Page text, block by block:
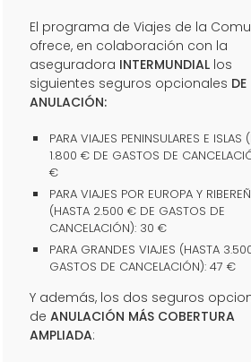
El programa de Viajes de la
ofrece, en colaboración con la
aseguradora INTERMUNDIAL los
siguientes seguros opcionales DE
ANULACIÓN:
PARA VIAJES PENINSULARES E ISLAS
1.800 € DE GASTOS DE
€
PARA VIAJES POR EUROPA Y
(HASTA 2.500 € DE GASTOS DE
CANCELACIÓN): 30 €
PARA GRANDES VIAJES (HASTA
GASTOS DE CANCELACIÓN): 47 €
Y además, los dos seguros
de ANULACIÓN MÁS COBERTURA
AMPLIADA: